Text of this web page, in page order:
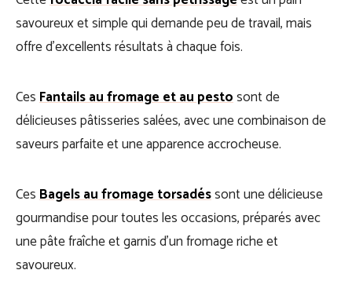
savoureux et simple qui demande peu de travail, mais
offre d’excellents résultats à chaque fois.
CesFantails au fromage et au pestosont de
délicieuses pâtisseries salées, avec une combinaison de
saveurs parfaite et une apparence accrocheuse.
CesBagels au fromage torsadéssont une délicieuse
gourmandise pour toutes les occasions, préparés avec
une pâte fraîche et garnis d’un fromage riche et
savoureux.